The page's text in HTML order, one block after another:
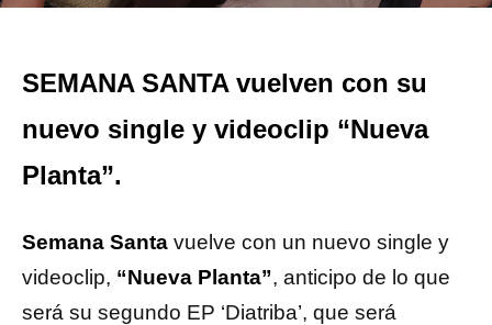
SEMANA SANTA vuelven con su
nuevo single y videoclip “Nueva
Planta”.
Semana Santa vuelve con un nuevo single y
videoclip, “Nueva Planta”, anticipo de lo que
será su segundo EP ‘Diatriba’, que será